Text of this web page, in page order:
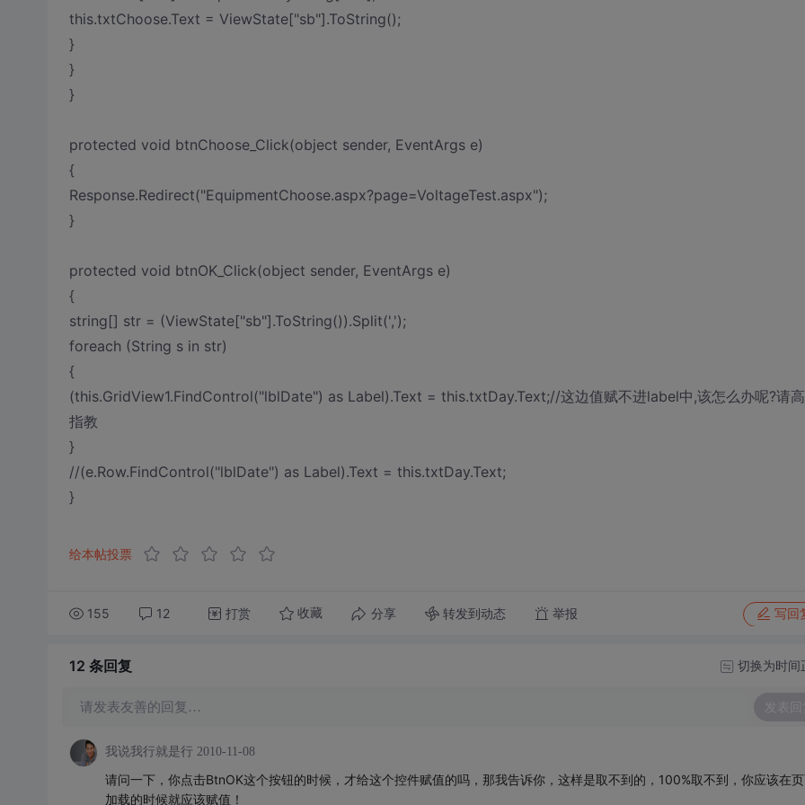
this.txtChoose.Text = ViewState["sb"].ToString();
}
}
}
protected void btnChoose_Click(object sender, EventArgs e)
{
Response.Redirect("EquipmentChoose.aspx?page=VoltageTest.aspx");
}
protected void btnOK_Click(object sender, EventArgs e)
{
string[] str = (ViewState["sb"].ToString()).Split(',');
foreach (String s in str)
{
(this.GridView1.FindControl("lblDate") as Label).Text = this.txtDay.Text;//这边值赋不进label中,该怎么办呢?请
指教
}
//(e.Row.FindControl("lblDate") as Label).Text = this.txtDay.Text;
}
给本帖投票
155 12 打赏 收藏 分享 转发到动态 举报 写回
12 条回复 切换为时间
请发表友善的回复… 发表回
我说我行就是行 2010-11-08
请问一下，你点击BtnOK这个按钮的时候，才给这个控件赋值的吗，那我告诉你，这样是取不到的，100%取不到，你应该在
加载的时候就应该赋值！